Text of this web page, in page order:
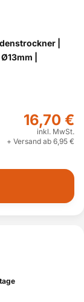
|
|
16,70 €
inkl. MwSt.
+ Versand ab 6,95 €